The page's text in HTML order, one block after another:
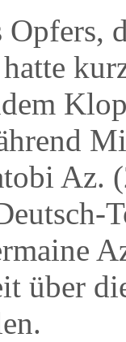
Az.
über